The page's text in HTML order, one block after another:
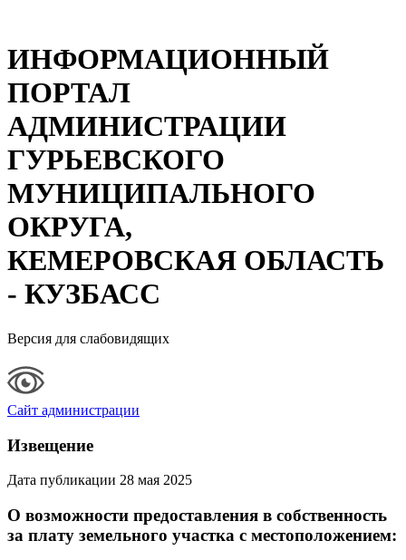
ИНФОРМАЦИОННЫЙ
ПОРТАЛ
АДМИНИСТРАЦИИ
ГУРЬЕВСКОГО
МУНИЦИПАЛЬНОГО
ОКРУГА,
КЕМЕРОВСКАЯ ОБЛАСТЬ
- КУЗБАСС
Версия для слабовидящих
Сайт администрации
Извещение
Дата публикации 28 мая 2025
О возможности предоставления в собственность
за плату земельного участка с местоположением: